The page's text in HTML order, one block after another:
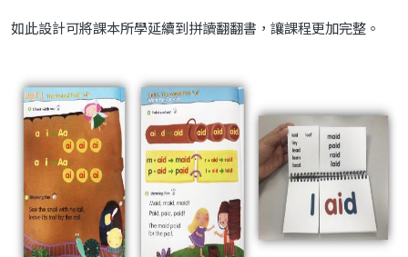
如此設計可將課本所學延續到拼讀翻翻書，讓課程更加完整。